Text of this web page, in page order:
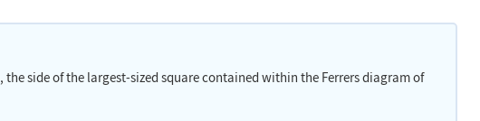
, the side of the largest-sized square contained within the Ferrers diagram of